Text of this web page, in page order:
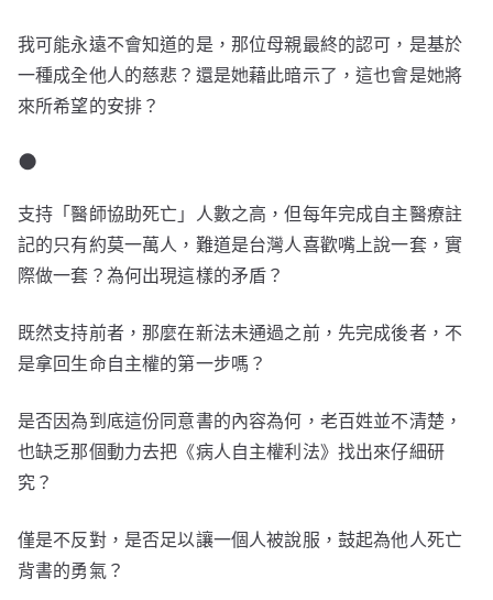
我可能永遠不會知道的是，那位母親最終的認可，是基於
一種成全他人的慈悲？還是她藉此暗示了，這也會是她將
來所希望的安排？
●
支持「醫師協助死亡」人數之高，但每年完成自主醫療註
記的只有約莫一萬人，難道是台灣人喜歡嘴上說一套，實
際做一套？為何出現這樣的矛盾？
既然支持前者，那麼在新法未通過之前，先完成後者，不
是拿回生命自主權的第一步嗎？
是否因為到底這份同意書的內容為何，老百姓並不清楚，
也缺乏那個動力去把《病人自主權利法》找出來仔細研
究？
僅是不反對，是否足以讓一個人被說服，鼓起為他人死亡
背書的勇氣？